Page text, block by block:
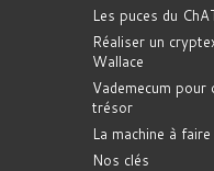
Les puces du
Réaliser un
Wallace
Vademecum pour
trésor
La machine à
Nos clés